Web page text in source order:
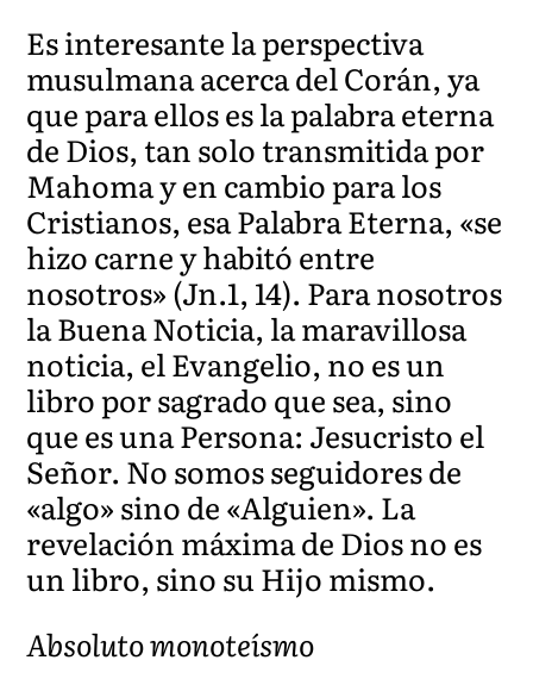
Es interesante la perspectiva
musulmana acerca del Corán, ya
que para ellos es la palabra eterna
de Dios, tan solo transmitida por
Mahoma y en cambio para los
Cristianos, esa Palabra Eterna, «se
hizo carne y habitó entre
nosotros» (Jn.1, 14). Para nosotros
la Buena Noticia, la maravillosa
noticia, el Evangelio, no es un
libro por sagrado que sea, sino
que es una Persona: Jesucristo el
Señor. No somos seguidores de
«algo» sino de «Alguien». La
revelación máxima de Dios no es
un libro, sino su Hijo mismo.
Absoluto monoteísmo